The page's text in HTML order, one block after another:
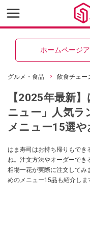
ホームページ
グルメ・食品 飲食チェー
【2025年最新
ニュー」人気ラ
メニュー15選や
はま寿司はお持ち帰りもでき
ね。注文方法やオーダーでき
相場一花が実際に注文してみ
めのメニュー15品も紹介しま
とめました。はま寿司でお